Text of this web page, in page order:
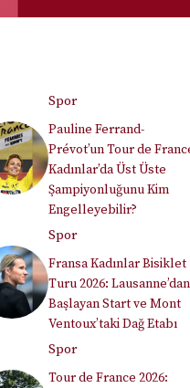
Spor
Pauline Ferrand-
Prévot’un Tour de
Kadınlar’da Üst Üste
Şampiyonluğunu Kim
Engelleyebilir?
Spor
Fransa Kadınlar Bisiklet
Turu 2026: Lausanne’dan
Başlayan Start ve Mont
Ventoux’taki Dağ Etabı
Spor
Tour de France 2026: